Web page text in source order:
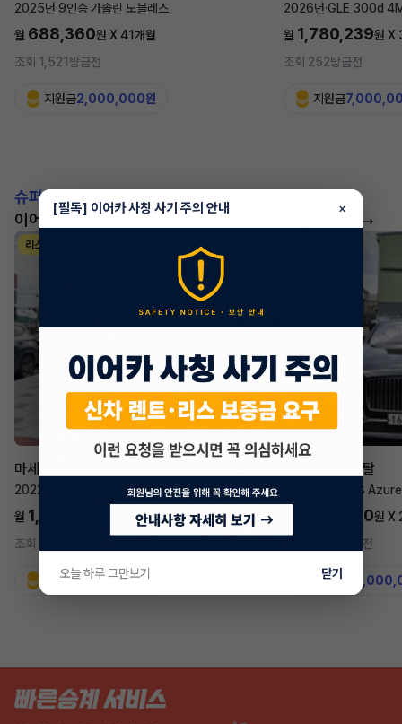
2025년·9인승 가솔린 노블레스
월 688,360원 X41개월
조회 1,521 방금전
지원금2,000,000원
2026년·GLE 300d
월 1,780,239원 X
조회 252방금전
지원금
슈퍼카!
이어카에서 좋은 조건으로 만나보세요
리스
승계 매니저
한태현
마세라티 르반떼
2022년
2.0 Hybrid GT
월 1,697,700 24개월
조회 728
지원금31,860,000원
벤틀리 컨티넨탈
4.0 V8 Azure
5,577,270원 X
2주 전
지원금
[필독] 이어카 사칭 사기 주의 안내 ×
오늘 하루 그만보기 닫기